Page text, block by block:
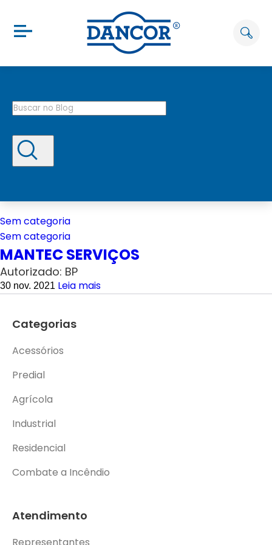
Sem categoria
Sem categoria
MANTEC SERVIÇOS
Autorizado: BP
30 nov. 2021 Leia mais
Categorias
Acessórios
Predial
Agrícola
Industrial
Residencial
Combate a Incêndio
Atendimento